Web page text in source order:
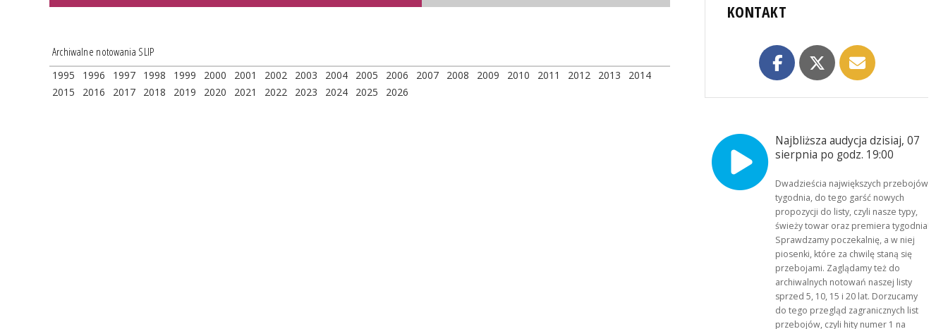
Archiwalne notowania SLIP
1995 1996 1997 1998 1999 2000 2001 2002 2003 2004 2005 2006 2007 2008 2009 2010 2011 2012 2013
2014
2015
2016 2017 2018 2019 2020 2021 2022 2023 2024 2025 2026
KONTAKT
Najbliższa audycja dzisiaj, 07
sierpnia po godz. 19:00
Dwadzieścia największych przebojów
tygodnia, do tego garść nowych
propozycji do listy, czyli nasze typy,
świeży towar oraz premiera tygodnia!
Sprawdzamy poczekalnię, a w niej
piosenki, które za chwilę staną się
przebojami. Zaglądamy też do
archiwalnych notowań naszej listy
sprzed 5, 10, 15 i 20 lat. Dorzucamy
do tego przegląd zagranicznych list
przebojów, czyli hity numer 1 na